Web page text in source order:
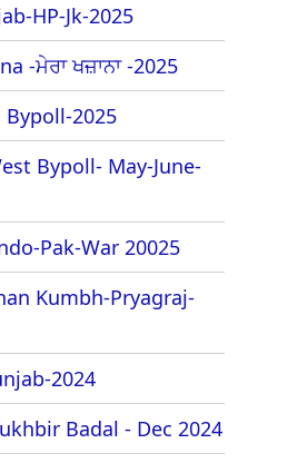
HP-Jk-2025
-ਮੇਰਾ ਖਜ਼ਾਨਾ -2025
Bypoll-2025
Bypoll- May-June-
Pak-War 20025
Kumbh-Pryagraj-
2024
Badal - Dec 2024